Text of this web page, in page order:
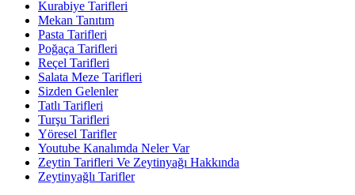
Kurabiye Tarifleri
Mekan Tanıtım
Pasta Tarifleri
Poğaça Tarifleri
Reçel Tarifleri
Salata Meze Tarifleri
Sizden Gelenler
Tatlı Tarifleri
Turşu Tarifleri
Yöresel Tarifler
Youtube Kanalımda Neler Var
Zeytin Tarifleri Ve Zeytinyağı Hakkında
Zeytinyağlı Tarifler